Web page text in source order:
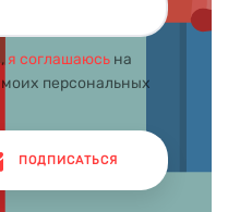
, я соглашаюсь на
моих персональных
ПОДПИСАТЬСЯ